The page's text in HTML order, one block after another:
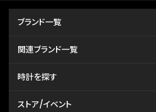
ブランド一覧
関連ブランド一覧
時計を探す
ストア/イベント